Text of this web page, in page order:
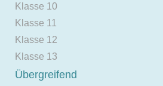
Klasse 10
Klasse 11
Klasse 12
Klasse 13
Übergreifend